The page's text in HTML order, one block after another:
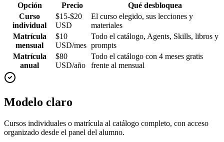
Opción
Precio
Qué desbloquea
Curso
individual
$15-$20
USD
El curso elegido, sus lecciones y
materiales
Matrícula
mensual
$10
USD/mes
Todo el catálogo, Agents, Skills, libros y
prompts
Matrícula
anual
$80
USD/año
Todo el catálogo con 4 meses gratis
frente al mensual
Modelo claro
Cursos individuales o matrícula al catálogo completo, con acceso
organizado desde el panel del alumno.